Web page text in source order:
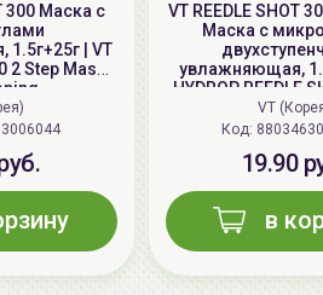
300 Маска с
1.5г+25г | VT
2 Step Mask,
VT REEDLE SHOT
Маска с
увлажняющая,
HYDROP REEDLE
Step VT
Код:
19.90
в